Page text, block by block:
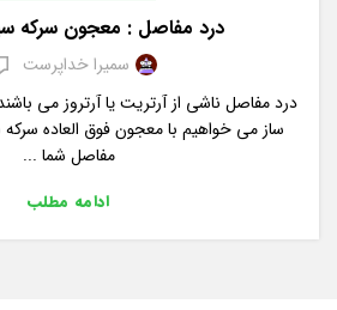
درد مفاصل : معجون سرکه
سمیرا خداپرست
درد مفاصل ناشی از آرتریت یا آرتروز می
ساز می خواهیم با معجون فوق العاده
مفاصل شما ...
ادامه مطلب